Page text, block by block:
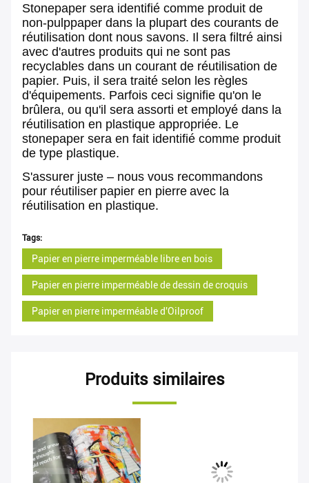
Stonepaper sera identifié comme produit de
non-pulppaper dans la plupart des courants de
réutilisation dont nous savons. Il sera filtré ainsi
avec d'autres produits qui ne sont pas
recyclables dans un courant de réutilisation de
papier. Puis, il sera traité selon les règles
d'équipements. Parfois ceci signifie qu'on le
brûlera, ou qu'il sera assorti et employé dans la
réutilisation en plastique appropriée. Le
stonepaper sera en fait identifié comme produit
de type plastique.
S'assurer juste – nous vous recommandons
pour réutiliser papier en pierre avec la
réutilisation en plastique.
Tags:
Papier en pierre imperméable libre en bois
Papier en pierre imperméable de dessin de croquis
Papier en pierre imperméable d'Oilproof
Produits similaires